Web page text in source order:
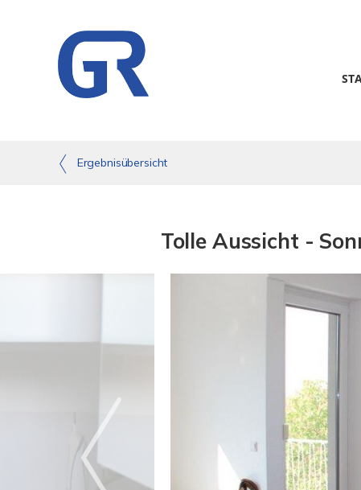
Ergebnisübersicht
Tolle Aussicht -